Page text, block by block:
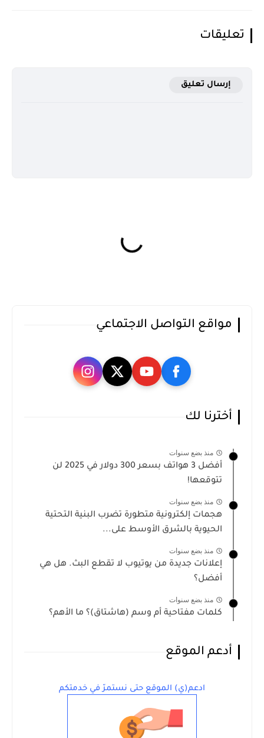
تعليقات
إرسال تعليق
مواقع التواصل الاجتماعي
أخترنا لك
منذ بضع سنوات
أفضل 3 هواتف بسعر 300 دولار في 2025 لن
تتوقعها!
منذ بضع سنوات
هجمات إلكترونية متطورة تضرب البنية التحتية
الحيوية بالشرق الأوسط على...
منذ بضع سنوات
إعلانات جديدة من يوتيوب لا تقطع البث. هل هي
أفضل؟
منذ بضع سنوات
كلمات مفتاحية أم وسم (هاشتاق)؟ ما الأهم؟
أدعم الموقع
ادعم(ي) الموقع حتى نستمرّ في خدمتكم